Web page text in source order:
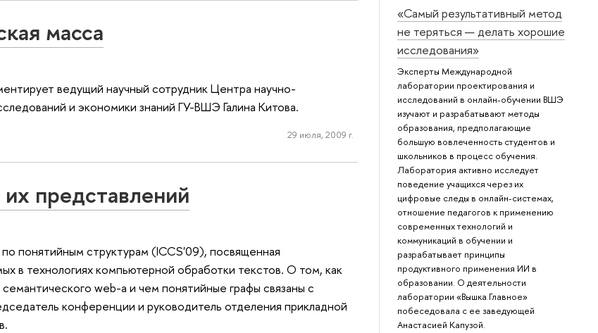
«Самый результативный метод
не теряться — делать хорошие
исследования»
Эксперты Международной
лаборатории проектирования и
исследований в онлайн-обучении ВШЭ
изучают и разрабатывают методы
образования, предполагающие
большую вовлеченность студентов и
школьников в процесс обучения.
Лаборатория активно исследует
поведение учащихся через их
цифровые следы в онлайн-системах,
отношение педагогов к применению
современных технологий и
коммуникаций в обучении и
разрабатывает принципы
продуктивного применения ИИ в
образовании. О деятельности
лаборатории «Вышка.Главное»
побеседовала с ее заведующей
Анастасией Капузой.
масса
ведущий научный сотрудник Центра научно-
и экономики знаний ГУ-ВШЭ Галина Китова.
29 июля, 2009 г.
представлений
понятийным структурам (ICCS'09), посвященная
в технологиях компьютерной обработки текстов. О том, как
web-а и чем понятийные графы связаны с
конференции и руководитель отделения прикладной